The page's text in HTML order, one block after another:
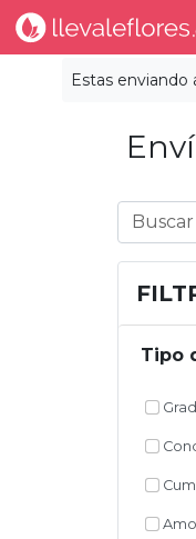
Estas enviando
Tipo